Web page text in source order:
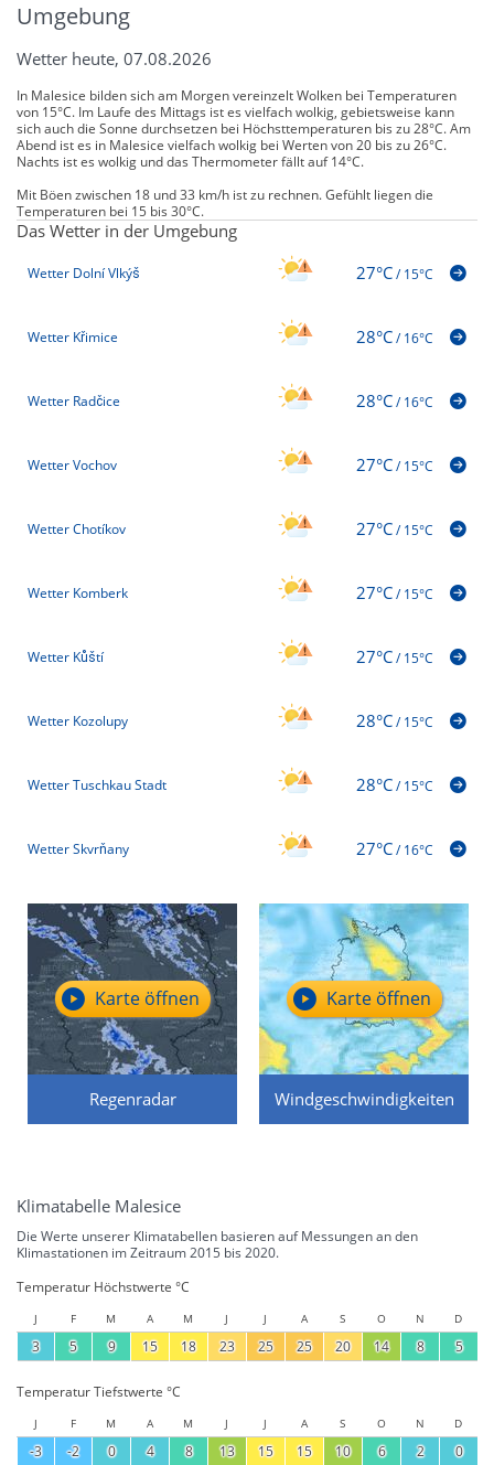
Umgebung
Wetter heute, 07.08.2026
In Malesice bilden sich am Morgen vereinzelt Wolken bei Temperaturen
von 15°C. Im Laufe des Mittags ist es vielfach wolkig, gebietsweise kann
sich auch die Sonne durchsetzen bei Höchsttemperaturen bis zu 28°C. Am
Abend ist es in Malesice vielfach wolkig bei Werten von 20 bis zu 26°C.
Nachts ist es wolkig und das Thermometer fällt auf 14°C.
Mit Böen zwischen 18 und 33 km/h ist zu rechnen. Gefühlt liegen die
Temperaturen bei 15 bis 30°C.
Das Wetter in der Umgebung
Wetter Dolní Vlkýš 27°C/15°C
Wetter Křimice 28°C/16°C
Wetter Radčice 28°C/16°C
Wetter Vochov 27°C/15°C
Wetter Chotíkov 27°C/15°C
Wetter Komberk 27°C/15°C
Wetter Kůští 27°C/15°C
Wetter Kozolupy 28°C/15°C
Wetter Tuschkau Stadt 28°C/15°C
Wetter Skvrňany 27°C/16°C
Regenradar
Karte öffnen
Windgeschwindigkeiten
Karte öffnen
Klimatabelle Malesice
Die Werte unserer Klimatabellen basieren auf Messungen an den
Klimastationen im Zeitraum 2015 bis 2020.
Temperatur Höchstwerte °C
J F M A M J J A S O N D
3 5 9 15 18 23 25 25 20 14 8 5
Temperatur Tiefstwerte °C
J F M A M J J A S O N D
-3 -2 0 4 8 13 15 15 10 6 2 0